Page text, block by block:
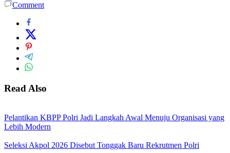
Comment
Read Also
Pelantikan KBPP Polri Jadi Langkah Awal Menuju Organisasi yang
Lebih Modern
Seleksi Akpol 2026 Disebut Tonggak Baru Rekrutmen Polri